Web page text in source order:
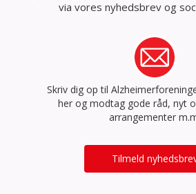
via vores nyhedsbrev og
Skriv dig op til
her og modtag gode råd, nyt
arrangementer
Tilmeld